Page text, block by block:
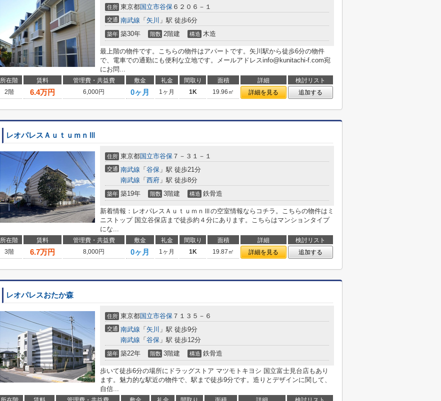
住所 東京都国立市谷保 ６２０６－１
交通 南武線 「 矢川 」駅 徒歩6分
築年 築30年 階数 2階建 構造 木造
最上階の物件です。こちらの物件はアパートです。矢川駅から徒歩6分の物件
で、電車での通勤にも便利な立地です。メールアドレスinfo@kunitachi-f.com宛
にお問...
所在階 賃料 管理費・共益費 敷金 礼金 間取り 面積 詳細
検討リスト
2階
6.4万円 6,000円 0ヶ月 1ヶ月 1K 19.96㎡ 詳細を見る 追加する
レオパレスＡｕｔｕｍｎⅢ
住所 東京都国立市谷保 ７－３１－１
交通 南武線 「 谷保 」駅 徒歩21分
南武線 「 西府 」駅 徒歩8分
築年 築19年 階数 3階建 構造 鉄骨造
新着情報：レオパレスＡｕｔｕｍｎⅢの空室情報ならコチラ。こちらの物件はミ
ニストップ 国立谷保店まで徒歩約４分にあります。こちらはマンションタイプ
にな...
所在階 賃料 管理費・共益費 敷金 礼金 間取り 面積 詳細
検討リスト
3階
6.7万円 8,000円 0ヶ月 1ヶ月 1K 19.87㎡ 詳細を見る 追加する
レオパレスおたか森
住所 東京都国立市谷保 ７１３５－６
交通 南武線 「 矢川 」駅 徒歩9分
南武線 「 谷保 」駅 徒歩12分
築年 築22年 階数 3階建 構造 鉄骨造
歩いて徒歩6分の場所にドラッグストア マツモトキヨシ 国立富士見台店もあり
ます。魅力的な駅近の物件で、駅まで徒歩9分です。造りとデザインに関して、
自信...